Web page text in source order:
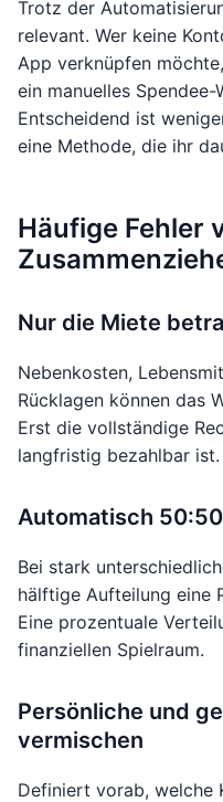
Trotz der
relevant. Wer keine
App verknüpfen
ein manuelles Spendee-
Entscheidend ist
eine Methode, die ihr
Häufige Fehler
Nur die Miete
Nebenkosten,
Rücklagen können das
Erst die vollständige
langfristig bezahlbar ist.
Automatisch
Bei stark
hälftige Aufteilung eine
Eine prozentuale
finanziellen Spielraum.
Persönliche und
vermischen
Definiert vorab, welche